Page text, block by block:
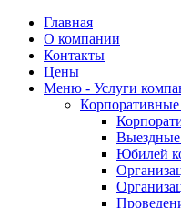
Главная
О компании
Контакты
Цены
Меню - Услуги
Юбилей